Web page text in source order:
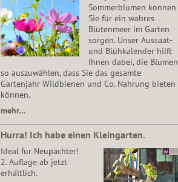
Sommerblumen können
Sie für ein wahres
Blütenmeer im Garten
sorgen. Unser Aussaat-
und Blühkalender hilft
Ihnen dabei, die Blumen
so auszuwählen, dass Sie das gesamte
Gartenjahr Wildbienen und Co. Nahrung bieten
können.
mehr…
Hurra! Ich habe einen Kleingarten.
Ideal für Neupächter!
2. Auflage ab jetzt
erhältlich.